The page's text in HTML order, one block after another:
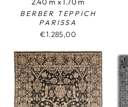
BERBER TEPPICH
PARISSA
€1.285,00